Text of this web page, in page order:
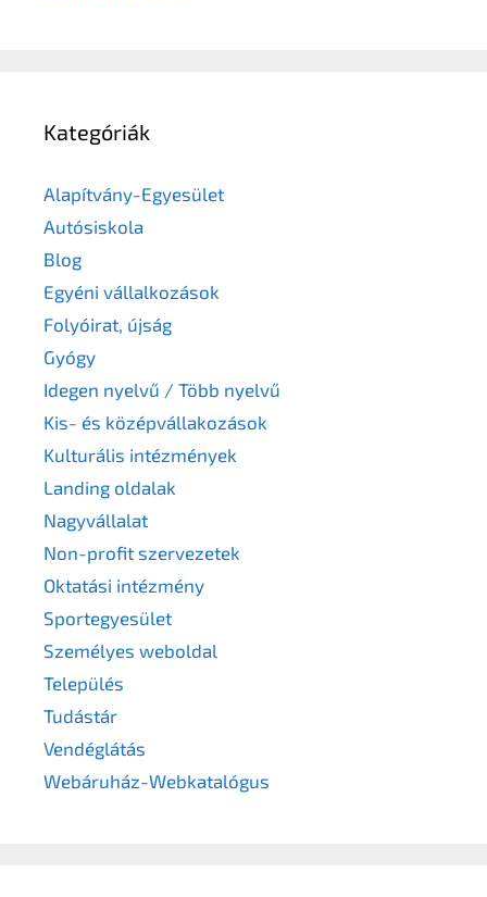
Kategóriák
Alapítvány-Egyesület
Autósiskola
Blog
Egyéni vállalkozások
Folyóirat, újság
Gyógy
Idegen nyelvű / Több nyelvű
Kis- és középvállakozások
Kulturális intézmények
Landing oldalak
Nagyvállalat
Non-profit szervezetek
Oktatási intézmény
Sportegyesület
Személyes weboldal
Település
Tudástár
Vendéglátás
Webáruház-Webkatalógus